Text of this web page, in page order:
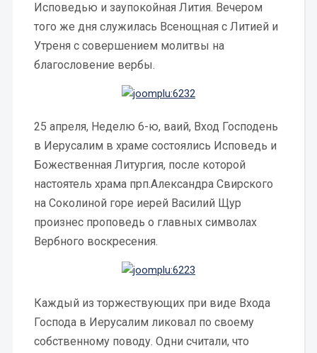
Исповедью и заупокойная Лития. Вечером
того же дня служилась Всенощная с Литией и
Утреня с совершением молитвы на
благословение вербы.
25 апреля, Неделю 6-ю, ваий, Вход Господень
в Иерусалим в храме состоялись Исповедь и
Божественная Литургия, после которой
настоятель храма прп.Александра Свирского
на Соколиной горе иерей Василий Щур
произнес проповедь о главных символах
Вербного воскресения.
Каждый из торжествующих при виде Входа
Господа в Иерусалим ликовал по своему
собственному поводу. Одни считали, что